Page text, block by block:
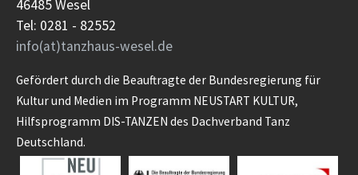
46485 Wesel
Tel: 0281 - 82552
info(at)tanzhaus-wesel.de
Gefördert durch die Beauftragte der Bundesregierung für
Kultur und Medien im Programm NEUSTART KULTUR,
Hilfsprogramm DIS-TANZEN des Dachverband Tanz
Deutschland.